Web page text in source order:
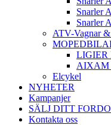
Snarler
Snarler
ATV-Vagnar
LIGIER
AIXAM
Elcykel
NYHETER
Kampanjer
SÄLJ DITT
Kontakta oss